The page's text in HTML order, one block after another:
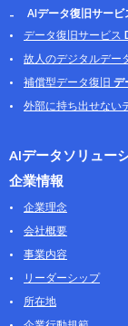
AIデータ復旧サービ
データ復旧サービス
故人のデジタルデー
補償型データ復旧 デ
外部に持ち出せない
AIデータソリュー
企業情報
企業理念
会社概要
事業内容
リーダーシップ
所在地